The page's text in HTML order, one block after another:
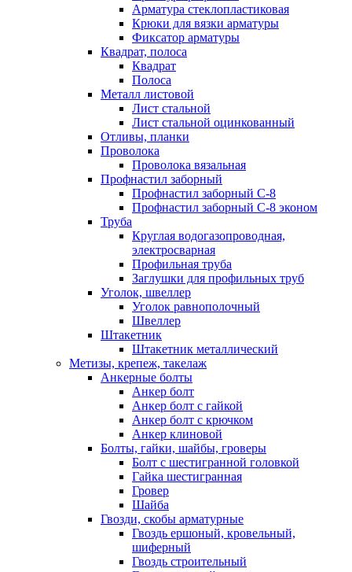
Арматура стеклопластиковая
Крюки для вязки арматуры
Фиксатор арматуры
Квадрат, полоса
Квадрат
Полоса
Металл листовой
Лист стальной
Лист стальной оцинкованный
Отливы, планки
Проволока
Проволока вязальная
Профнастил заборный
Профнастил заборный С-8
Профнастил заборный С-8 эконом
Труба
Круглая водогазопроводная,
электросварная
Профильная труба
Заглушки для профильных труб
Уголок, швеллер
Уголок равнополочный
Швеллер
Штакетник
Штакетник металлический
Метизы, крепеж, такелаж
Анкерные болты
Анкер болт
Анкер болт с гайкой
Анкер болт с крючком
Анкер клиновой
Болты, гайки, шайбы, гроверы
Болт c шестигранной головкой
Гайка шестигранная
Гровер
Шайба
Гвозди, скобы арматурные
Гвоздь ершоный, кровельный,
шиферный
Гвоздь строительный